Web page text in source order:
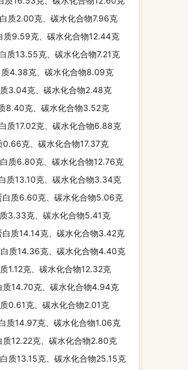
质2.00克、碳水化合物7.96克
9.59克、碳水化合物12.44克
质13.55克、碳水化合物7.21克
4.38克、碳水化合物8.09克
3.04克、碳水化合物2.48克
8.40克、碳水化合物3.52克
质17.02克、碳水化合物6.88克
0.66克、碳水化合物17.37克
质6.80克、碳水化合物12.76克
质13.10克、碳水化合物3.34克
质6.60克、碳水化合物5.06克
3.33克、碳水化合物5.41克
质14.14克、碳水化合物3.42克
质14.36克、碳水化合物4.40克
1.12克、碳水化合物12.32克
14.70克、碳水化合物4.94克
0.61克、碳水化合物2.01克
质14.97克、碳水化合物1.06克
12.22克、碳水化合物2.80克
质13.15克、碳水化合物25.15克